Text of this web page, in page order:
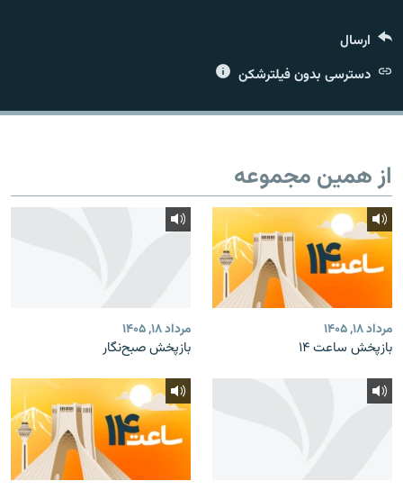
زبان‌های دیگر
ارسال
دسترسی بدون فیلترشکن
از همین مجموعه
مرداد ۱۸, ۱۴۰۵
بازپخش ساعت ۱۴
مرداد ۱۸, ۱۴۰۵
بازپخش صبح‌نگار